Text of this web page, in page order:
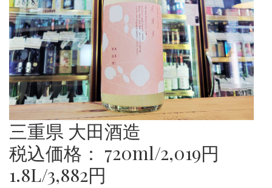
三重県 大田酒造
税込価格： 720ml/2,019円
1.8L/3,882円